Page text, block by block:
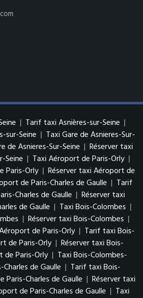
| Tarif taxi Asnières-sur-Seine |
sur-Seine | Taxi Gare de Asnieres-Sur-
de Asnieres-Sur-Seine | Réserver taxi
Seine | Taxi Aéroport de Paris-Orly |
Paris-Orly | Réserver taxi Aéroport de
de Paris-Charles de Gaulle | Tarif
Charles de Gaulle | Réserver taxi
de Gaulle | Taxi Bois-Colombes |
| Réserver taxi Bois-Colombes |
de Paris-Orly | Tarif taxi Bois-
de Paris-Orly | Réserver taxi Bois-
de Paris-Orly | Taxi Bois-Colombes-
de Gaulle | Tarif taxi Bois-
Charles de Gaulle | Réserver taxi
de Paris-Charles de Gaulle | Taxi